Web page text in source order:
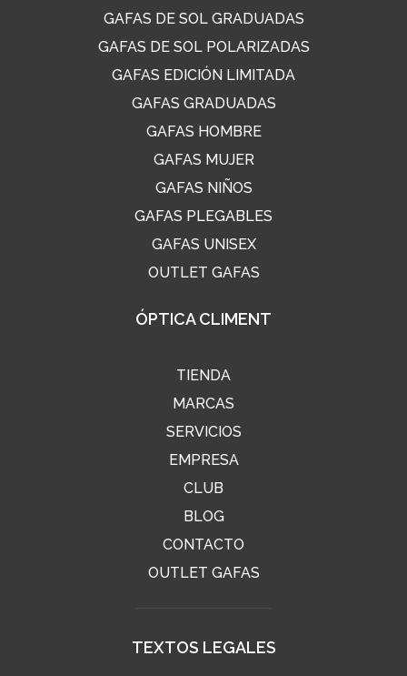
GAFAS DE SOL GRADUADAS
GAFAS DE SOL POLARIZADAS
GAFAS EDICIÓN LIMITADA
GAFAS GRADUADAS
GAFAS HOMBRE
GAFAS MUJER
GAFAS NIÑOS
GAFAS PLEGABLES
GAFAS UNISEX
OUTLET GAFAS
ÓPTICA CLIMENT
TIENDA
MARCAS
SERVICIOS
EMPRESA
CLUB
BLOG
CONTACTO
OUTLET GAFAS
TEXTOS LEGALES